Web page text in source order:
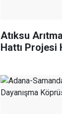
Atıksu
Hattı Projesi